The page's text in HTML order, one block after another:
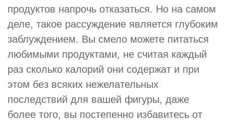
продуктов напрочь отказаться. Но на самом
деле, такое рассуждение является глубоким
заблуждением. Вы смело можете питаться
любимыми продуктами, не считая каждый
раз сколько калорий они содержат и при
этом без всяких нежелательных
последствий для вашей фигуры, даже
более того, вы постепенно избавитесь от